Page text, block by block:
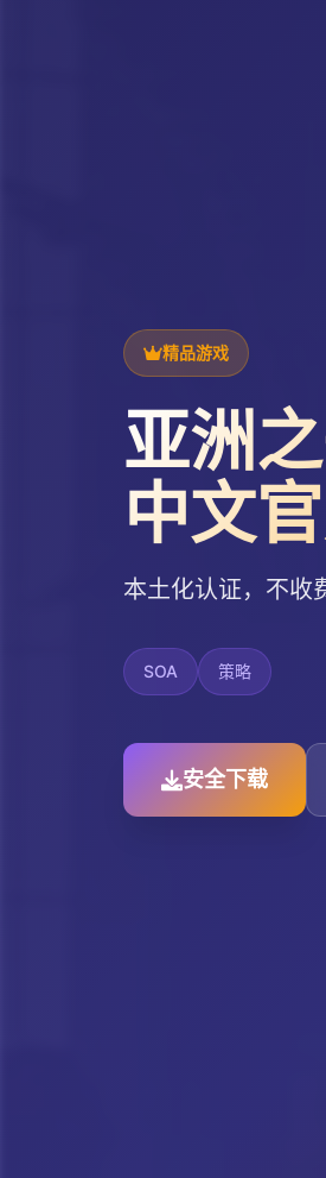
精品游戏
亚洲
中文
本土化认证，不收
SOA 策略
安全下载